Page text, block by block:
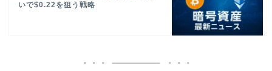
いで$0.22を狙う戦略